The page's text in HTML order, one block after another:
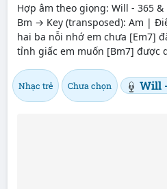
Hợp âm theo giọng: Will - 365
Bm → Key (transposed): Am |
hai ba nỗi nhớ em chưa [Em7]
tỉnh giấc em muốn [Bm7] được
Nhạc trẻ Chưa chọn Will